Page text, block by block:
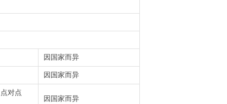
因国家而异
因国家而异
对点
因国家而异